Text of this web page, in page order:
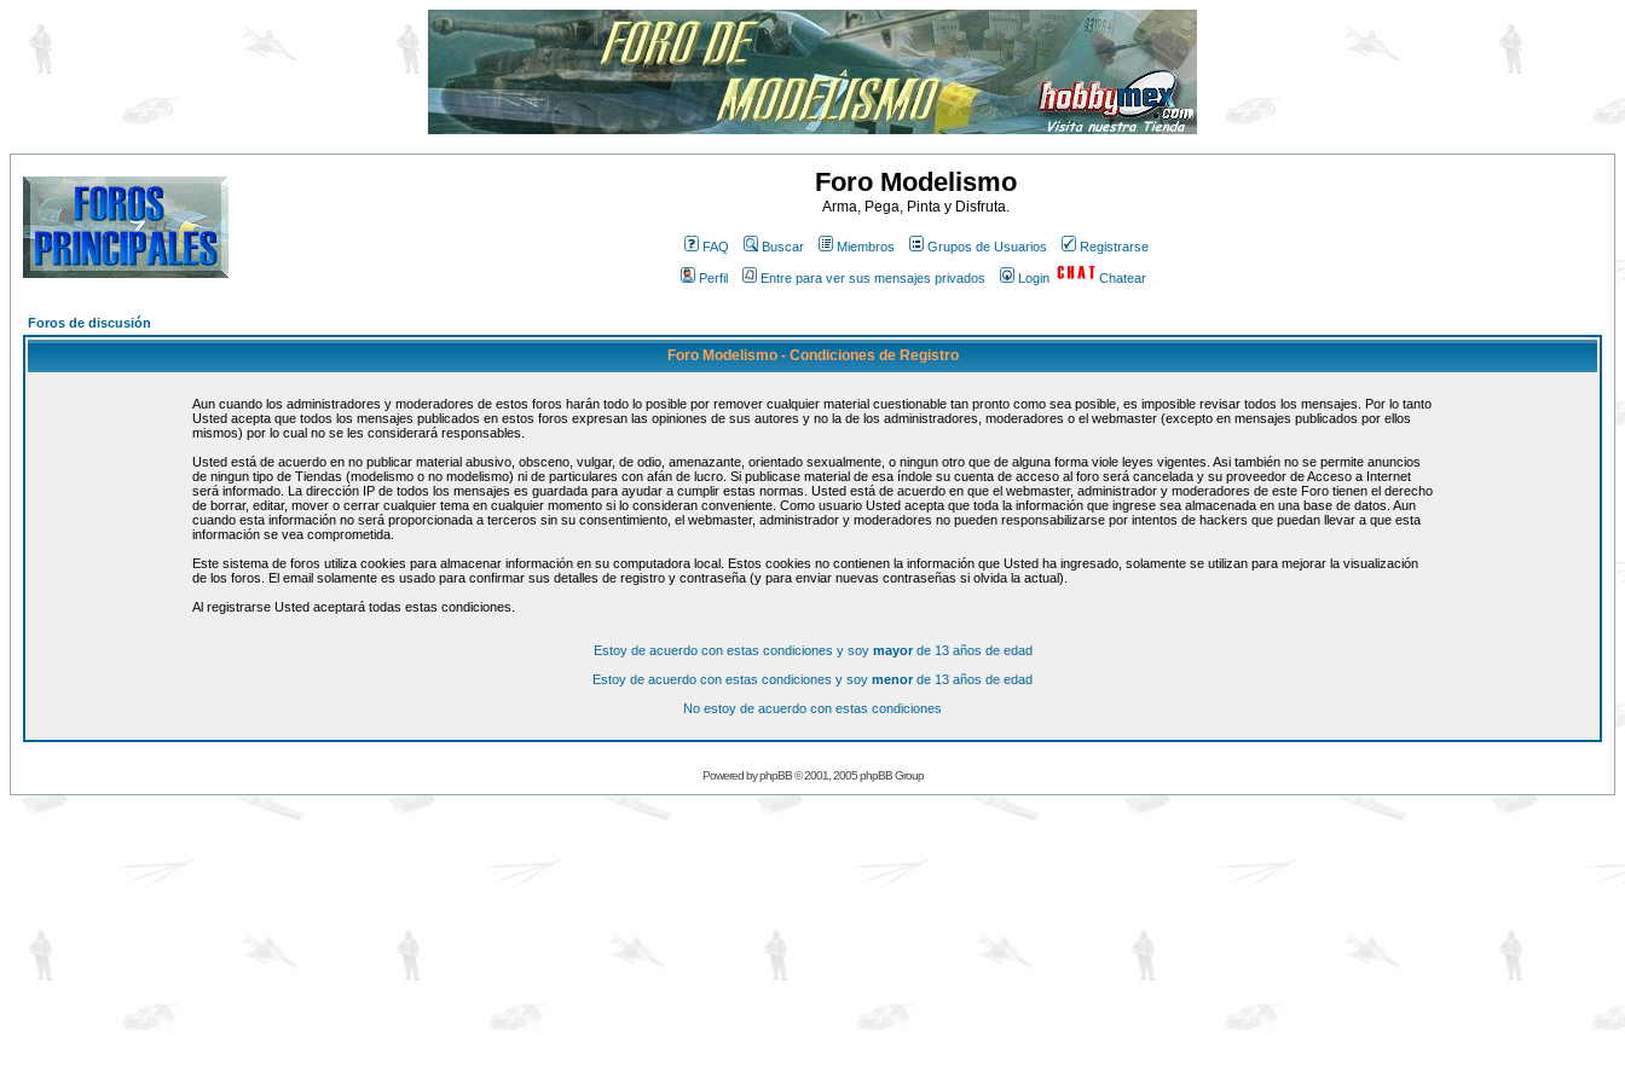
Foro Modelismo
Arma, Pega, Pinta y Disfruta.
FAQ Buscar Miembros Grupos de Usuarios Registrarse
Perfil Entre para ver sus mensajes privados Login Chatear
Foros de discusión
Foro Modelismo - Condiciones de Registro
Aun cuando los administradores y moderadores de estos foros harán todo lo posible por remover cualquier material cuestionable tan pronto como sea posible, es imposible revisar todos los mensajes. Por lo tanto
Usted acepta que todos los mensajes publicados en estos foros expresan las opiniones de sus autores y no la de los administradores, moderadores o el webmaster (excepto en mensajes publicados por ellos
mismos) por lo cual no se les considerará responsables.
Usted está de acuerdo en no publicar material abusivo, obsceno, vulgar, de odio, amenazante, orientado sexualmente, o ningun otro que de alguna forma viole leyes vigentes. Asi también no se permite anuncios
de ningun tipo de Tiendas (modelismo o no modelismo) ni de particulares con afán de lucro. Si publicase material de esa índole su cuenta de acceso al foro será cancelada y su proveedor de Acceso a Internet
será informado. La dirección IP de todos los mensajes es guardada para ayudar a cumplir estas normas. Usted está de acuerdo en que el webmaster, administrador y moderadores de este Foro tienen el derecho
de borrar, editar, mover o cerrar cualquier tema en cualquier momento si lo consideran conveniente. Como usuario Usted acepta que toda la información que ingrese sea almacenada en una base de datos. Aun
cuando esta información no será proporcionada a terceros sin su consentimiento, el webmaster, administrador y moderadores no pueden responsabilizarse por intentos de hackers que puedan llevar a que esta
información se vea comprometida.
Este sistema de foros utiliza cookies para almacenar información en su computadora local. Estos cookies no contienen la información que Usted ha ingresado, solamente se utilizan para mejorar la visualización
de los foros. El email solamente es usado para confirmar sus detalles de registro y contraseña (y para enviar nuevas contraseñas si olvida la actual).
Al registrarse Usted aceptará todas estas condiciones.
Estoy de acuerdo con estas condiciones y soy mayorde 13 años de edad
Estoy de acuerdo con estas condiciones y soy menorde 13 años de edad
No estoy de acuerdo con estas condiciones
Powered byphpBB© 2001, 2005 phpBB Group